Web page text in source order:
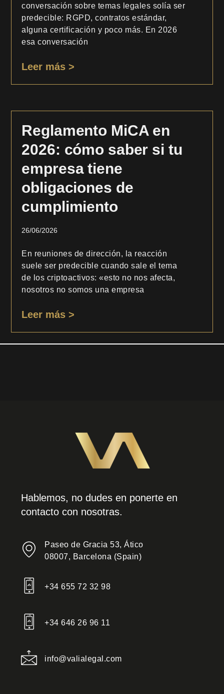
conversación sobre temas legales solía ser
predecible: RGPD, contratos estándar,
alguna certificación y poco más. En 2026
esa conversación
Leer más >
Reglamento MiCA en
2026: cómo saber si tu
empresa tiene
obligaciones de
cumplimiento
26/06/2026
En reuniones de dirección, la reacción
suele ser predecible cuando sale el tema
de los criptoactivos: «esto no nos afecta,
nosotros no somos una empresa
Leer más >
Hablemos, no dudes en ponerte en
contacto con nosotras.
Paseo de Gracia 53, Ático
08007, Barcelona (Spain)
+34 655 72 32 98
+34 646 26 96 11
info@valialegal.com